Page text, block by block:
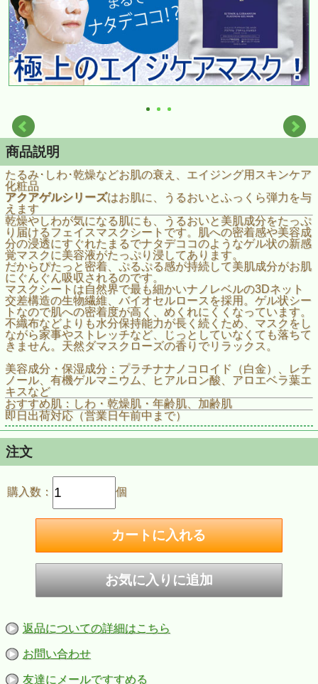
商品説明
たるみ･しわ･乾燥などお肌の衰え、エイジング用スキンケア
化粧品
アクアゲルシリーズはお肌に、うるおいとふっくら弾力を与
えます
乾燥やしわが気になる肌にも、うるおいと美肌成分をたっぷ
り届けるフェイスマスクシートです。肌への密着感や美容成
分の浸透にすぐれたまるでナタデココのようなゲル状の新感
覚マスクに美容液がたっぷり浸してあります。
だからぴたっと密着、ぷるぷる感が持続して美肌成分がお肌
にぐんぐん吸収されるのです。
マスクシートは自然界で最も細かいナノレベルの3Dネット
交差構造の生物繊維、バイオセルロースを採用。ゲル状シー
トなので肌への密着度が高く、めくれにくくなっています。
不織布などよりも水分保持能力が長く続くため、マスクをし
ながら家事やストレッチなど、じっとしていなくても落ちて
きません。天然ダマスクローズの香りでリラックス。
美容成分・保湿成分：プラチナナノコロイド（白金）、レチ
ノール、有機ゲルマニウム、ヒアルロン酸、アロエベラ葉エ
キスなど
おすすめ肌：しわ・乾燥肌・年齢肌、加齢肌
即日出荷対応（営業日午前中まで）
注文
購入数： 個
返品についての詳細はこちら
お問い合わせ
友達にメールですすめる